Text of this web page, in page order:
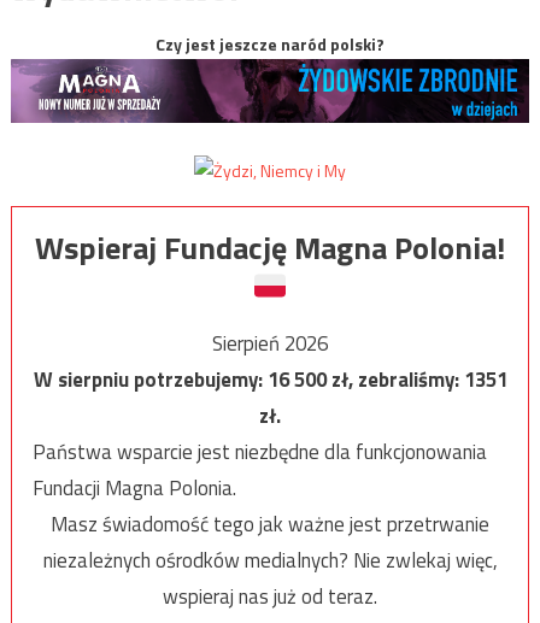
Czy jest jeszcze naród polski?
Wspieraj Fundację Magna Polonia!
Sierpień 2026
W sierpniu potrzebujemy:16 500zł, zebraliśmy:1351
zł.
Państwa wsparcie jest niezbędne dla funkcjonowania
Fundacji Magna Polonia.
Masz świadomość tego jak ważne jest przetrwanie
niezależnych ośrodków medialnych? Nie zwlekaj więc,
wspieraj nas już od teraz.